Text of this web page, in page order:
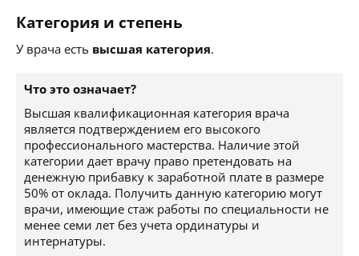
Категория и степень
У врача есть высшая категория.
Что это означает?
Высшая квалификационная категория врача
является подтверждением его высокого
профессионального мастерства. Наличие этой
категории дает врачу право претендовать на
денежную прибавку к заработной плате в размере
50% от оклада. Получить данную категорию могут
врачи, имеющие стаж работы по специальности не
менее семи лет без учета ординатуры и
интернатуры.